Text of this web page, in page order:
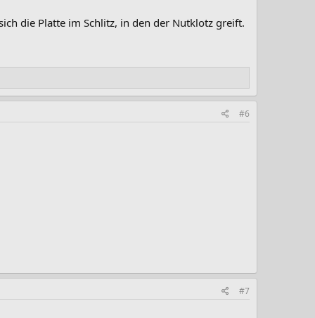
die Platte im Schlitz, in den der Nutklotz greift.
#6
#7